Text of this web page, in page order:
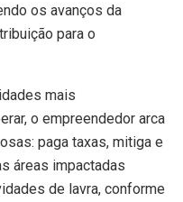
os avanços da
para o
mais
o empreendedor arca
paga taxas, mitiga e
áreas impactadas
de lavra, conforme